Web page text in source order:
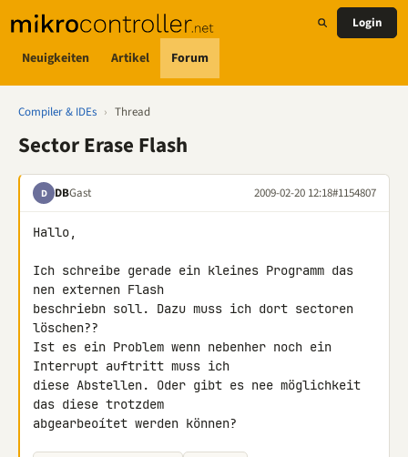
Neuigkeiten Artikel Forum
Login
Compiler & IDEs › Thread
Sector Erase Flash
D DBGast 2009-02-20 12:18#1154807
Hallo,
Ich schreibe gerade ein kleines Programm das
nen externen Flash
beschriebn soll. Dazu muss ich dort sectoren
löschen??
Ist es ein Problem wenn nebenher noch ein
Interrupt auftritt muss ich
diese Abstellen. Oder gibt es nee möglichkeit
das diese trotzdem
abgearbeoítet werden können?